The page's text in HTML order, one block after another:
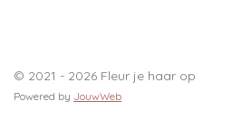
© 2021 - 2026 Fleur je haar op
Powered by JouwWeb